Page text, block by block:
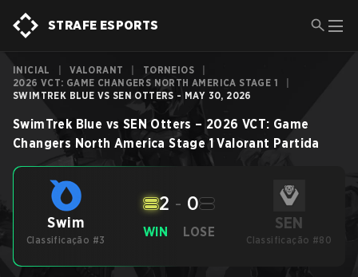
STRAFE ESPORTS
INICIAL VALORANT TORNEIOS
2026 VCT: GAME CHANGERS NORTH AMERICA STAGE 1
SWIMTREK BLUE VS SEN OTTERS - MAY 30, 2026
SwimTrek Blue vs SEN Otters – 2026 VCT: Game
Changers North America Stage 1 Valorant Partida
Swim
Classificação #3
WIN
2 - 0
LOSE SEN
Classificação #80